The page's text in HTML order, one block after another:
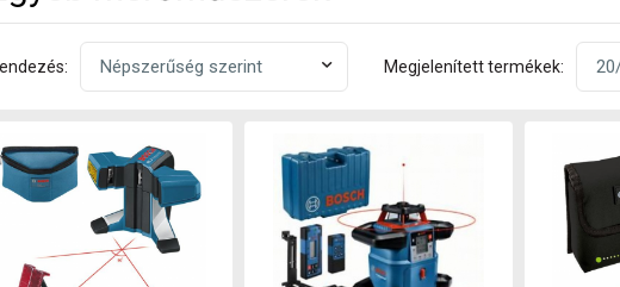
Megjelenített termékek: